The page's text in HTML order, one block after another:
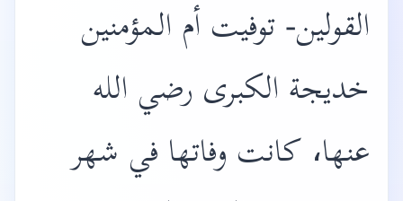
القولين- توفيت أم المؤمنين
خديجة الكبرى رضي الله
عنها، كانت وفاتها في شهر